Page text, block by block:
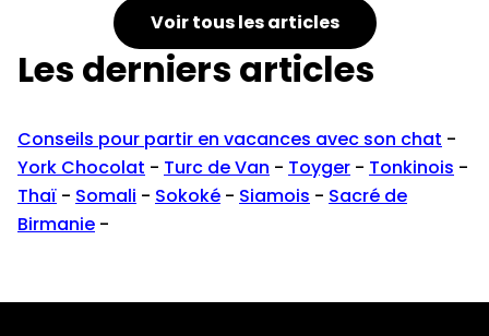
Voir tous les articles
Les derniers articles
Conseils pour partir en vacances avec son chat -
York Chocolat - Turc de Van - Toyger - Tonkinois -
Thaï - Somali - Sokoké - Siamois - Sacré de
Birmanie -